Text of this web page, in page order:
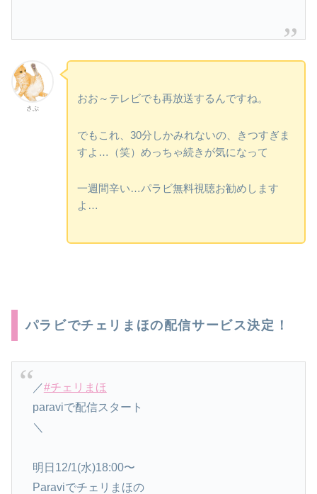
さぶ
おお～テレビでも再放送するんですね。
でもこれ、30分しかみれないの、きつすぎま
すよ…（笑）めっちゃ続きが気になって
一週間辛い…パラビ無料視聴お勧めします
よ…
パラビでチェリまほの配信サービス決定！
／#チェリまほ
paraviで配信スタート
＼
明日12/1(水)18:00〜
Paraviでチェリまほの